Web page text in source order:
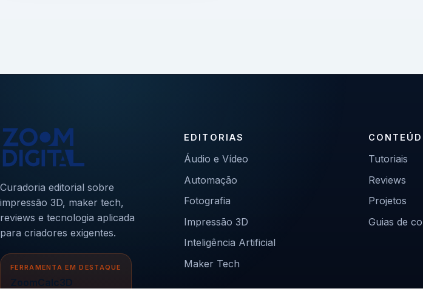
Curadoria editorial sobre
impressão 3D, maker tech,
reviews e tecnologia aplicada
para criadores exigentes.
FERRAMENTA EM DESTAQUE
ZoomCalc3D
EDITORIAS
Áudio e Vídeo
Automação
Fotografia
Impressão 3D
Inteligência Artificial
Maker Tech
Tutoriais
Reviews
Projetos
Guias de